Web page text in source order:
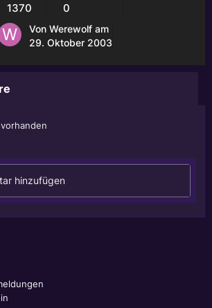
1370 0
Von Werewolf am
29. Oktober 2003
hinzufügen